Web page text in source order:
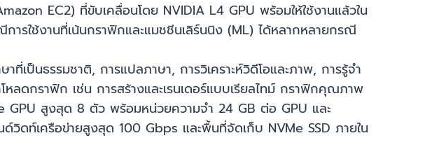
EC2) ที่ขับเคลื่อนโดย NVIDIA L4 GPU พร้อมให้ใช้งานแล้วใน
รใช้งานที่เน้นกราฟิกและแมชชีนเลิร์นนิง (ML) ได้หลากหลายกรณี
เป็นธรรมชาติ, การแปลภาษา, การวิเคราะห์วิดีโอและภาพ, การรู้จำ
ลดกราฟิก เช่น การสร้างและเรนเดอร์แบบเรียลไทม์ กราฟิกคุณภาพ
GPU สูงสุด 8 ตัว พร้อมหน่วยความจำ 24 GB ต่อ GPU และ
ดท์เครือข่ายสูงสุด 100 Gbps และพื้นที่จัดเก็บ NVMe SSD ภายใน